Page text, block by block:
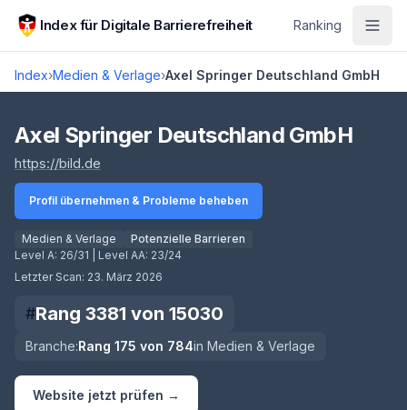
Zum Hauptinhalt springen
Index für Digitale Barrierefreiheit Ranking
Index›Medien & Verlage›Axel Springer Deutschland GmbH
Score lädt
Axel Springer Deutschland GmbH
https://bild.de
Profil übernehmen & Probleme beheben
Medien & Verlage
Potenzielle Barrieren
Level A: 26/31 | Level AA: 23/24
Letzter Scan: 23. März 2026
#Rang 3381 von 15030
Branche:Rang 175 von 784in Medien & Verlage
Website jetzt prüfen →